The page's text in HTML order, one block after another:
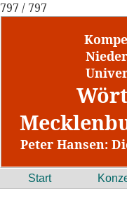
797 / 797
Peter Hansen:
Start